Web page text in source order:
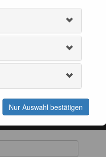
Nur Auswahl bestätigen